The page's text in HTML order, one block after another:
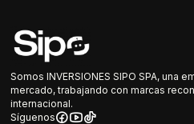
Somos INVERSIONES SIPO SPA, una
mercado, trabajando con marcas
internacional.
Síguenos